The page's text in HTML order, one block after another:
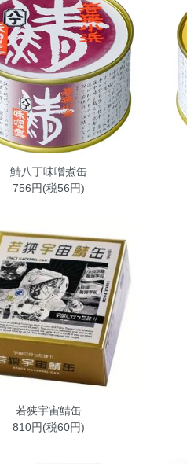
鯖八丁味噌煮缶
756円(税56円)
若狭宇宙鯖缶
810円(税60円)